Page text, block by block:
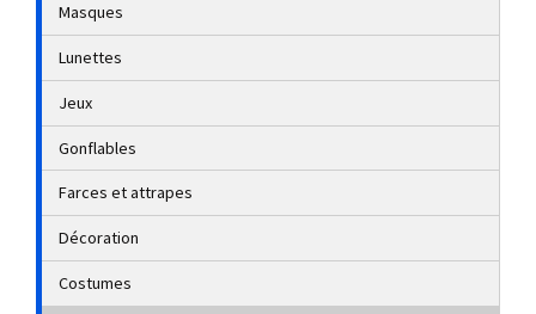
Masques
Lunettes
Jeux
Gonflables
Farces et attrapes
Décoration
Costumes